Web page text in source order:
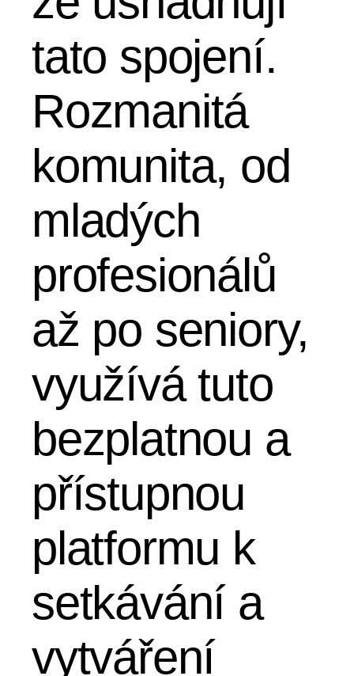
tato spojení.
Rozmanitá
komunita, od
mladých
profesionálů
až po seniory,
využívá tuto
bezplatnou a
přístupnou
platformu k
setkávání a
vytváření